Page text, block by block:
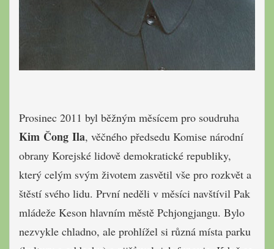
Prosinec 2011 byl běžným měsícem pro soudruha
Kim Čong Ila, věčného předsedu Komise národní
obrany Korejské lidově demokratické republiky,
který celým svým životem zasvětil vše pro rozkvět a
štěstí svého lidu. První neděli v měsíci navštívil Pak
mládeže Keson hlavním městě Pchjongjangu. Bylo
nezvykle chladno, ale prohlížel si různá místa parku